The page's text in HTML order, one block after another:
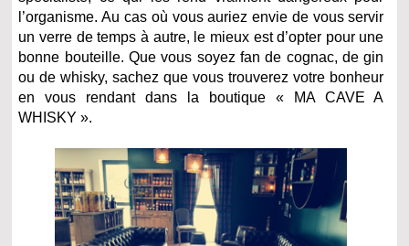
l’organisme. Au cas où vous auriez envie de vous servir
un verre de temps à autre, le mieux est d’opter pour une
bonne bouteille. Que vous soyez fan de cognac, de gin
ou de whisky, sachez que vous trouverez votre bonheur
en vous rendant dans la boutique « MA CAVE A
WHISKY ».